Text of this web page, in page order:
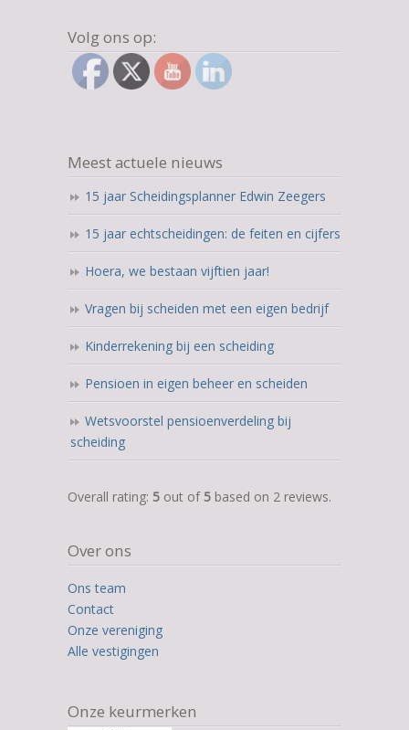
Volg ons op:
Meest actuele nieuws
15 jaar Scheidingsplanner Edwin Zeegers
15 jaar echtscheidingen: de feiten en cijfers
Hoera, we bestaan vijftien jaar!
Vragen bij scheiden met een eigen bedrijf
Kinderrekening bij een scheiding
Pensioen in eigen beheer en scheiden
Wetsvoorstel pensioenverdeling bij
scheiding
5,0
on
12.345
ratings
Overall rating: 5 out of 5 based on 2 reviews.
Over ons
Ons team
Contact
Onze vereniging
Alle vestigingen
Onze keurmerken